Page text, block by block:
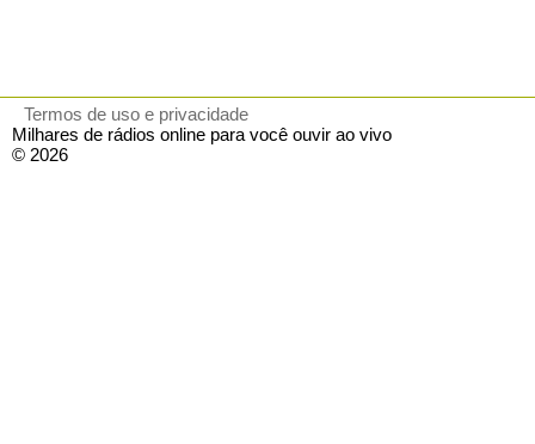
Termos de uso e privacidade
Milhares de rádios online para você ouvir ao vivo
© 2026